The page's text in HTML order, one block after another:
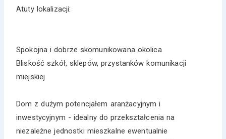
Atuty lokalizacji:
Spokojna i dobrze skomunikowana okolica
Bliskość szkół, sklepów, przystanków komunikacji
miejskiej
Dom z dużym potencjałem aranżacyjnym i
inwestycyjnym - idealny do przekształcenia na
niezależne jednostki mieszkalne ewentualnie